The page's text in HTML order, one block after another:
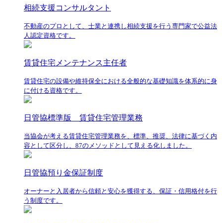
相続支援コンサルタント
不動産のプロとして、士業と連携し相続支援を行う専門家で公益法
人認定資格です。
賃貸住宅メンテナンス主任者
賃貸住宅の設備や維持保全における全般的な基礎知識を体系的に身
に付ける資格です。
日管協標準版 賃貸住宅管理業務
当協会が考える賃貸住宅管理業務を、標準、推奨、法律に基づく内
容として区分し、87のメソッドとして見える化しました。
日管協預り金保証制度
オーナーと入居者から信頼と安心を獲得する、保証・信用格付を行
う制度です。